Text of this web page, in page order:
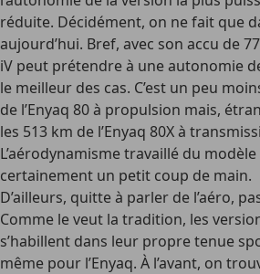
réduite. Décidément, on ne fait que
aujourd’hui. Bref, avec son accu de
iV peut prétendre à une autonomie
le meilleur des cas. C’est un peu
de l’Enyaq 80 à propulsion mais,
les 513 km de l’Enyaq 80X à
L’aérodynamisme travaillé du
certainement un petit coup de main.
D’ailleurs, quitte à parler de l’aéro,
Comme le veut la tradition, les
s’habillent dans leur propre tenue
même pour l’Enyaq. À l’avant, on